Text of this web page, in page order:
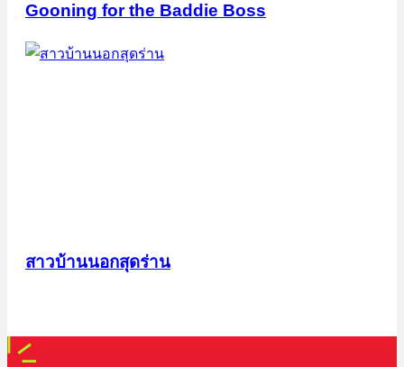
Gooning for the Baddie Boss
สาวบ้านนอกสุดร่าน